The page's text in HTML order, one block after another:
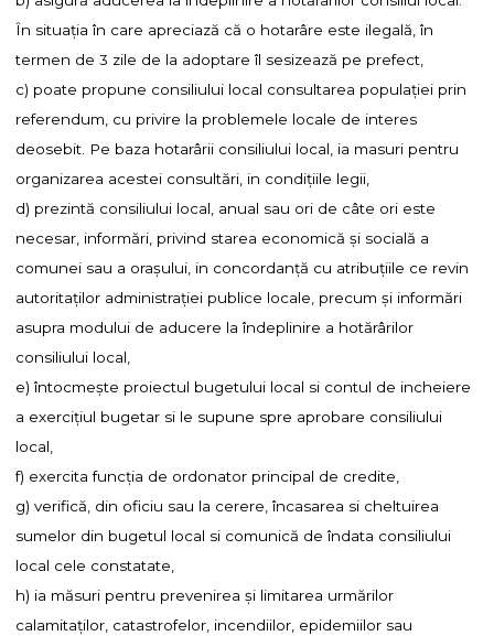
În situaţia în care apreciază că o hotarâre este ilegală, în
termen de 3 zile de la adoptare îl sesizează pe prefect,
c) poate propune consiliului local consultarea populaţiei prin
referendum, cu privire la problemele locale de interes
deosebit. Pe baza hotarârii consiliului local, ia masuri pentru
organizarea acestei consultări, in condiţiile legii,
d) prezintă consiliului local, anual sau ori de câte ori este
necesar, informări, privind starea economică şi socială a
comunei sau a oraşului, in concordanţă cu atribuţiile ce revin
autoritaţilor administraţiei publice locale, precum şi informări
asupra modului de aducere la îndeplinire a hotărârilor
consiliului local,
e) întocmeşte proiectul bugetului local si contul de incheiere
a exerciţiul bugetar si le supune spre aprobare consiliului
local,
f) exercita funcţia de ordonator principal de credite,
g) verifică, din oficiu sau la cerere, încasarea si cheltuirea
sumelor din bugetul local si comunică de îndata consiliului
local cele constatate,
h) ia măsuri pentru prevenirea şi limitarea urmărilor
calamitaţilor, catastrofelor, incendiilor, epidemiilor sau